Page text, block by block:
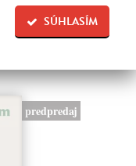
SÚHLASÍM
predpredaj